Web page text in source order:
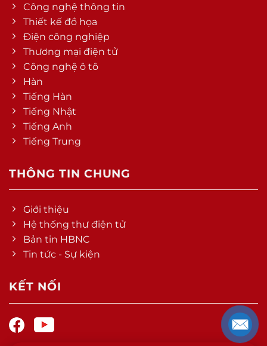
Công nghệ thông tin
Thiết kế đồ họa
Điện công nghiệp
Thương mại điện tử
Công nghệ ô tô
Hàn
Tiếng Hàn
Tiếng Nhật
Tiếng Anh
Tiếng Trung
THÔNG TIN CHUNG
Giới thiệu
Hệ thống thư điện tử
Bản tin HBNC
Tin tức - Sự kiện
KẾT NỐI